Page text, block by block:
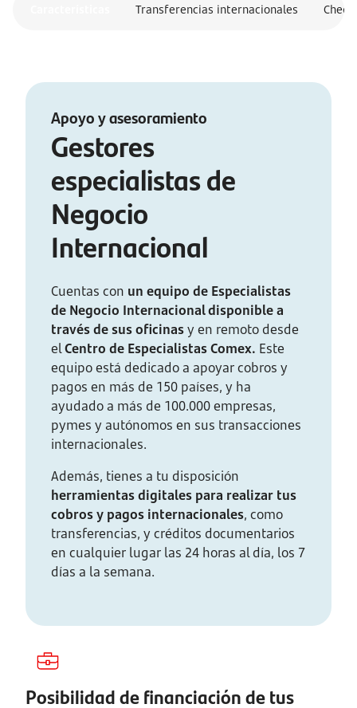
Transferencias internacionales
Apoyo y asesoramiento
Gestores
especialistas de
Negocio
Internacional
Cuentas con un equipo de Especialistas
de Negocio Internacional disponible a
través de sus oficinasy en remoto desde
elCentro de Especialistas Comex. Este
equipo está dedicado a apoyar cobros y
pagos en más de 150 países, y ha
ayudado a más de 100.000 empresas,
pymes y autónomos en sus transacciones
internacionales.
Además, tienes a tu disposición
herramientas digitales para realizar tus
cobros y pagos internacionales, como
transferencias, y créditos documentarios
en cualquier lugar las 24 horas al día, los 7
días a la semana.
Posibilidad de financiación de tus